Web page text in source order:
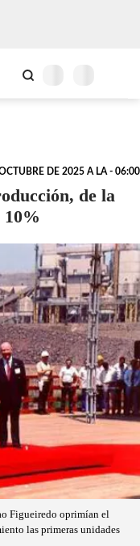
DE 2025 A LA - 06:00
de la
10%
Figueiredo oprimían el
las primeras unidades